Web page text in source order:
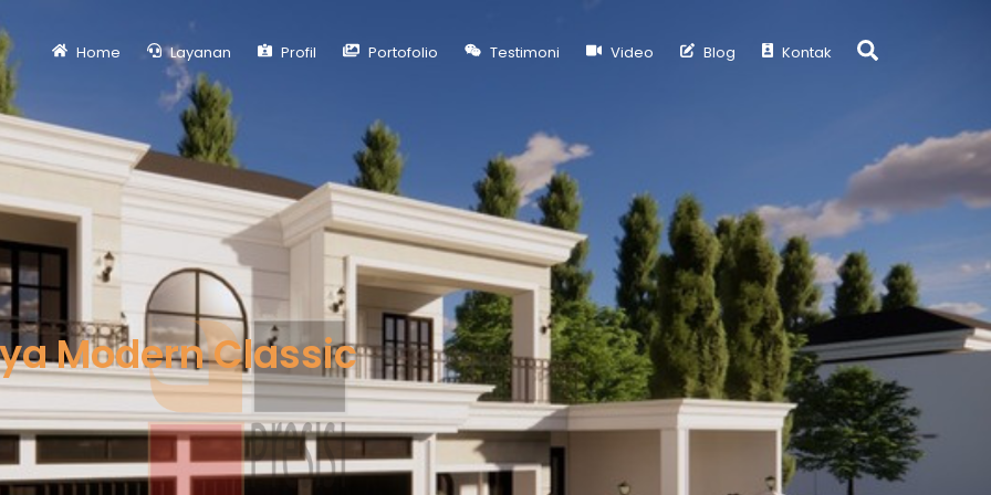
Home Layanan Profil Portofolio Testimoni Video Blog Kontak
Modern Classic